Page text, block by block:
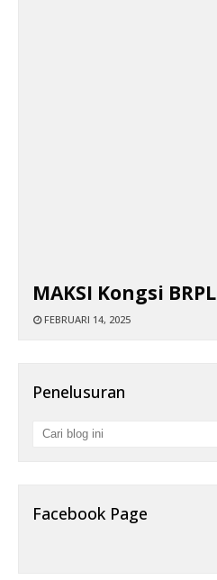
MAKSI Kongsi BRPL
FEBRUARI 14, 2025
Penelusuran
Facebook Page